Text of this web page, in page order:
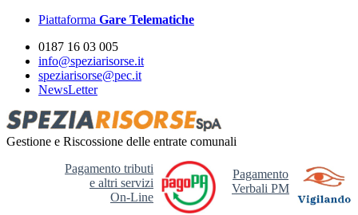
Piattaforma Gare Telematiche
0187 16 03 005
info@speziarisorse.it
speziarisorse@pec.it
NewsLetter
Gestione e Riscossione delle entrate comunali
Pagamento
Verbali PM
Pagamento tributi
e altri servizi
On-Line